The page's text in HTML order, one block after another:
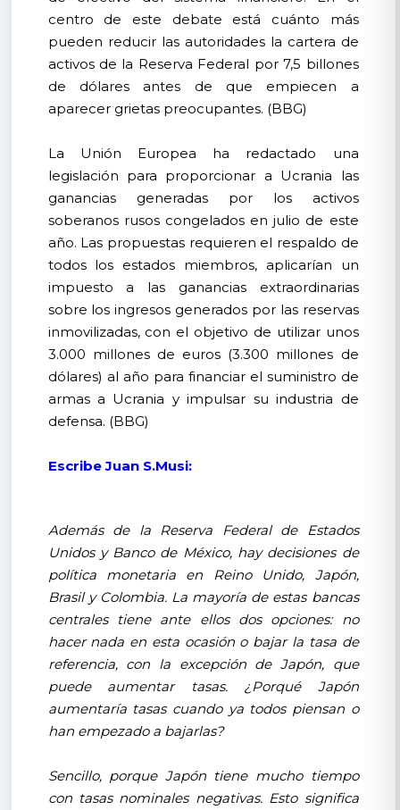
centro de este debate está cuánto más
pueden reducir las autoridades la cartera de
activos de la Reserva Federal por 7,5 billones
de dólares antes de que empiecen a
aparecer grietas preocupantes. (BBG)
La Unión Europea ha redactado una
legislación para proporcionar a Ucrania las
ganancias generadas por los activos
soberanos rusos congelados en julio de este
año. Las propuestas requieren el respaldo de
todos los estados miembros, aplicarían un
impuesto a las ganancias extraordinarias
sobre los ingresos generados por las reservas
inmovilizadas, con el objetivo de utilizar unos
3.000 millones de euros (3.300 millones de
dólares) al año para financiar el suministro de
armas a Ucrania y impulsar su industria de
defensa. (BBG)
Escribe Juan S.Musi:
Además de la Reserva Federal de Estados
Unidos y Banco de México, hay decisiones de
política monetaria en Reino Unido, Japón,
Brasil y Colombia. La mayoría de estas bancas
centrales tiene ante ellos dos opciones: no
hacer nada en esta ocasión o bajar la tasa de
referencia, con la excepción de Japón, que
puede aumentar tasas. ¿Porqué Japón
aumentaría tasas cuando ya todos piensan o
han empezado a bajarlas?
Sencillo, porque Japón tiene mucho tiempo
con tasas nominales negativas. Esto significa